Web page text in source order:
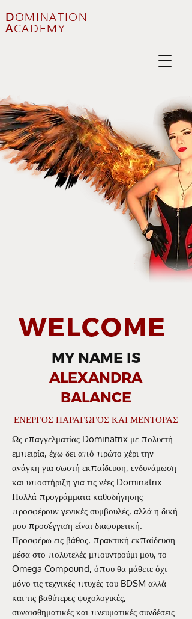
DOMINATION
ACADEMY
WELCOME
MY NAME IS
ALEXANDRA
BALANCE
ΕΝΕΡΓΟΣ ΠΑΡΑΓΩΓΟΣ ΚΑΙ ΜΕΝΤΟΡΑΣ
Ως επαγγελματίας Dominatrix με πολυετή
εμπειρία, έχω δει από πρώτο χέρι την
ανάγκη για σωστή εκπαίδευση, ενδυνάμωση
και υποστήριξη για τις νέες Dominatrix.
Πολλά προγράμματα καθοδήγησης
προσφέρουν γενικές συμβουλές, αλλά η δική
μου προσέγγιση είναι διαφορετική.
Προσφέρω εις βάθος, πρακτική εκπαίδευση
μέσα στο πολυτελές μπουντρούμι μου, το
Omega Compound, όπου θα μάθετε όχι
μόνο τις τεχνικές πτυχές του BDSM αλλά
και τις βαθύτερες ψυχολογικές,
συναισθηματικές και πνευματικές συνδέσεις